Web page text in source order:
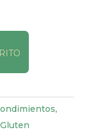
,